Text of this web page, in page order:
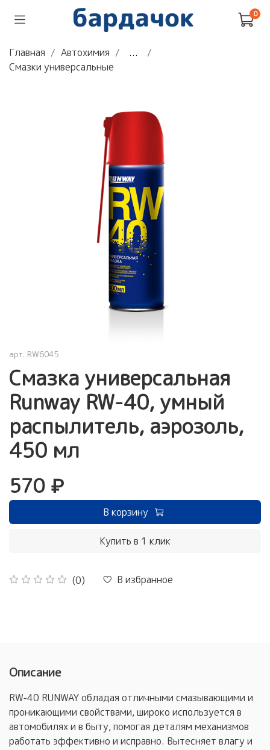
0
Главная Автохимия
...
Смазки универсальные
арт. RW6045
Смазка универсальная
Runway RW-40, умный
распылитель, аэрозоль,
450 мл
(0) В избранное
570 ₽
В корзину
Купить в 1 клик
Описание
RW-40 RUNWAY обладая отличными смазывающими и
проникающими свойствами, широко используется в
автомобилях и в быту, помогая деталям механизмов
работать эффективно и исправно. Вытесняет влагу и